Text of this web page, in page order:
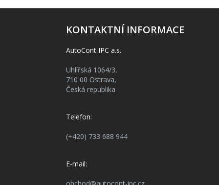
KONTAKTNÍ INFORMACE
AutoCont IPC a.s.
Uhlířská 1064/3,
710 00 Ostrava,
Česká republika
Telefon:
(+420) 733 688 944
E-mail: